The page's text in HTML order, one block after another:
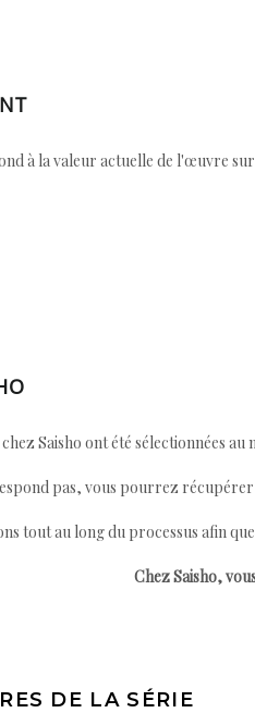
à la valeur actuelle de l'œuvre sur
Saisho ont été sélectionnées
pas, vous pourrez
tout au long du processus afin
Chez Saisho,
DE LA SÉRIE